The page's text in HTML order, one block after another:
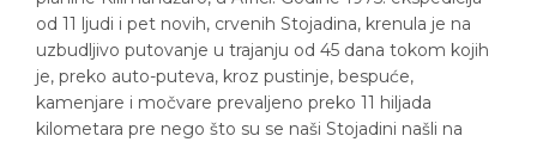
od 11 ljudi i pet novih, crvenih Stojadina, krenula je na
uzbudljivo putovanje u trajanju od 45 dana tokom kojih
je, preko auto-puteva, kroz pustinje, bespuće,
kamenjare i močvare prevaljeno preko 11 hiljada
kilometara pre nego što su se naši Stojadini našli na